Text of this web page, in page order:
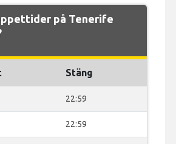
på Tenerife
Stäng
22:59
22:59